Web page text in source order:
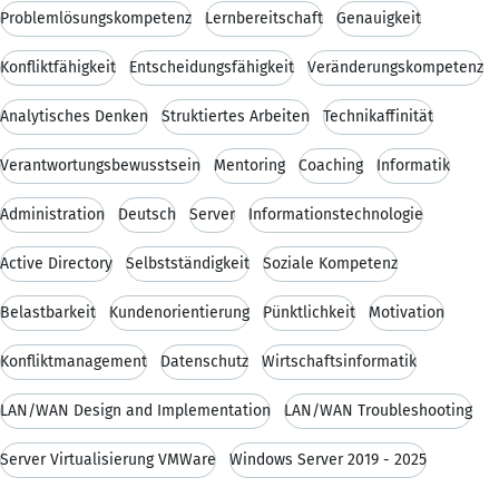
Problemlösungskompetenz Lernbereitschaft Genauigkeit
Konfliktfähigkeit Entscheidungsfähigkeit Veränderungskompetenz
Analytisches Denken Struktiertes Arbeiten Technikaffinität
Verantwortungsbewusstsein Mentoring Coaching Informatik
Administration Deutsch Server Informationstechnologie
Active Directory Selbstständigkeit Soziale Kompetenz
Belastbarkeit Kundenorientierung Pünktlichkeit Motivation
Konfliktmanagement Datenschutz Wirtschaftsinformatik
LAN/WAN Design and Implementation LAN/WAN Troubleshooting
Server Virtualisierung VMWare Windows Server 2019 - 2025